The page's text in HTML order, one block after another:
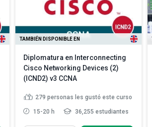
TAMBIÉN DISPONIBLE EN
Diplomatura en Interconnecting
Cisco Networking Devices (2)
(ICND2) v3 CCNA
279 personas les gustó este curso
15-20 h 36,255 estudiantes